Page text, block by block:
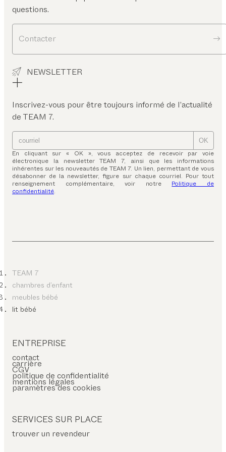
questions.
Contacter
NEWSLETTER
Inscrivez-vous pour être toujours informé de l’actualité
de TEAM 7.
OK
En cliquant sur « OK », vous acceptez de recevoir par voie
électronique la newsletter TEAM 7, ainsi que les informations
inhérentes sur les nouveautés de TEAM 7. Un lien, permettant de vous
désabonner de la newsletter, figure sur chaque courriel. Pour tout
renseignement complémentaire, voir notre Politique de
confidentialité.
TEAM 7
chambres d’enfant
meubles bébé
lit bébé
ENTREPRISE
contact
carrière
CGV
politique de confidentialité
mentions légales
paramètres des cookies
SERVICES SUR PLACE
trouver un revendeur